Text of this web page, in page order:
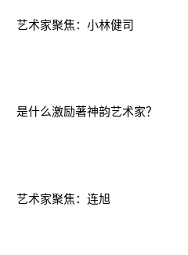
艺术家聚焦：小林健司
是什么激励著神韵艺术家？
艺术家聚焦：连旭